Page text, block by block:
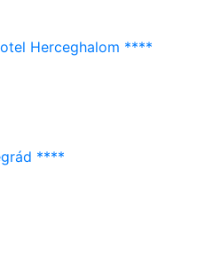
Herceghalom ****
****